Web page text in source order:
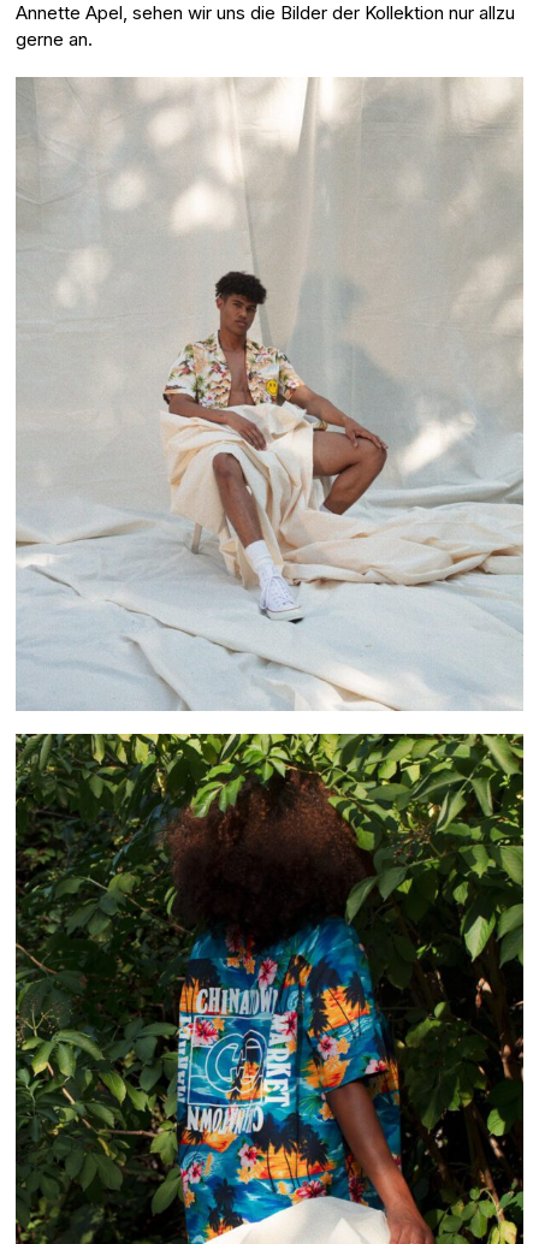
Annette Apel, sehen wir uns die Bilder der Kollektion nur allzu
gerne an.